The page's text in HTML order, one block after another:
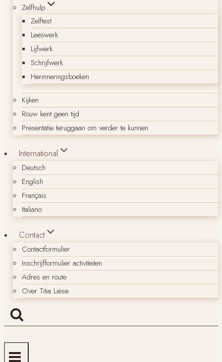
Zelfhulp
Zelftest
Leeswerk
Lijfwerk
Schrijfwerk
Herinneringsboeken
Kijken
Rouw kent geen tijd
Presentatie teruggaan om verder te kunnen
International
Deutsch
English
Français
Italiano
Contact
Contactformulier
Inschrijfformulier activiteiten
Adres en route
Over Titia Liese